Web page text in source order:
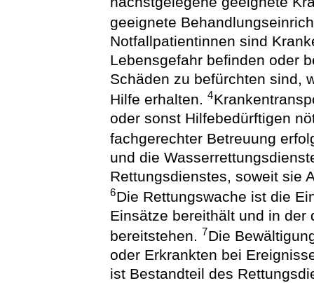
geeignete
Notfallpatientinnen sind
Lebensgefahr befinden oder
Schäden zu befürchten sind,
Hilfe erhalten.4
oder sonst Hilfebedürftigen
fachgerechter Betreuung
und die
Rettungsdienstes, soweit sie
6Die Rettungswache ist die
Einsätze bereithält und in
bereitstehen. 7Die
oder Erkrankten bei
ist Bestandteil des